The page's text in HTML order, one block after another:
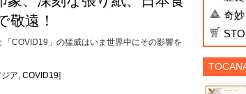
敬遠！
COVID19」の猛威はいま世界中にその影響を
ア, COVID19]
奇妙